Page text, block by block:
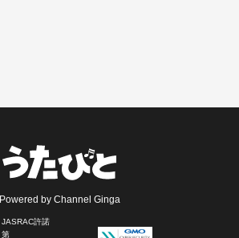
Powered by Channel Ginga
JASRAC許諾
第